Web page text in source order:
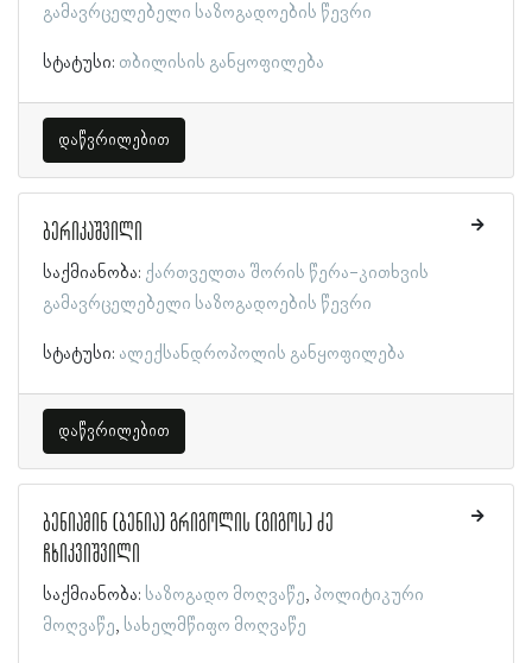
გამავრცელებელი საზოგადოების წევრი
სტატუსი: თბილისის განყოფილება
დაწვრილებით
ბერიკაშვილი
საქმიანობა: ქართველთა შორის წერა-კითხვის
გამავრცელებელი საზოგადოების წევრი
სტატუსი: ალექსანდროპოლის განყოფილება
დაწვრილებით
ბენიამინ (ბენია) გრიგოლის (გიგოს) ძე
ჩხიკვიშვილი
საქმიანობა: საზოგადო მოღვაწე პოლიტიკური
მოღვაწე სახელმწიფო მოღვაწე